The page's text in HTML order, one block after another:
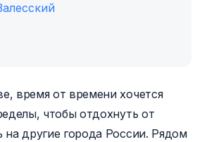
время от времени хочется
чтобы отдохнуть от
на другие города России. Рядом